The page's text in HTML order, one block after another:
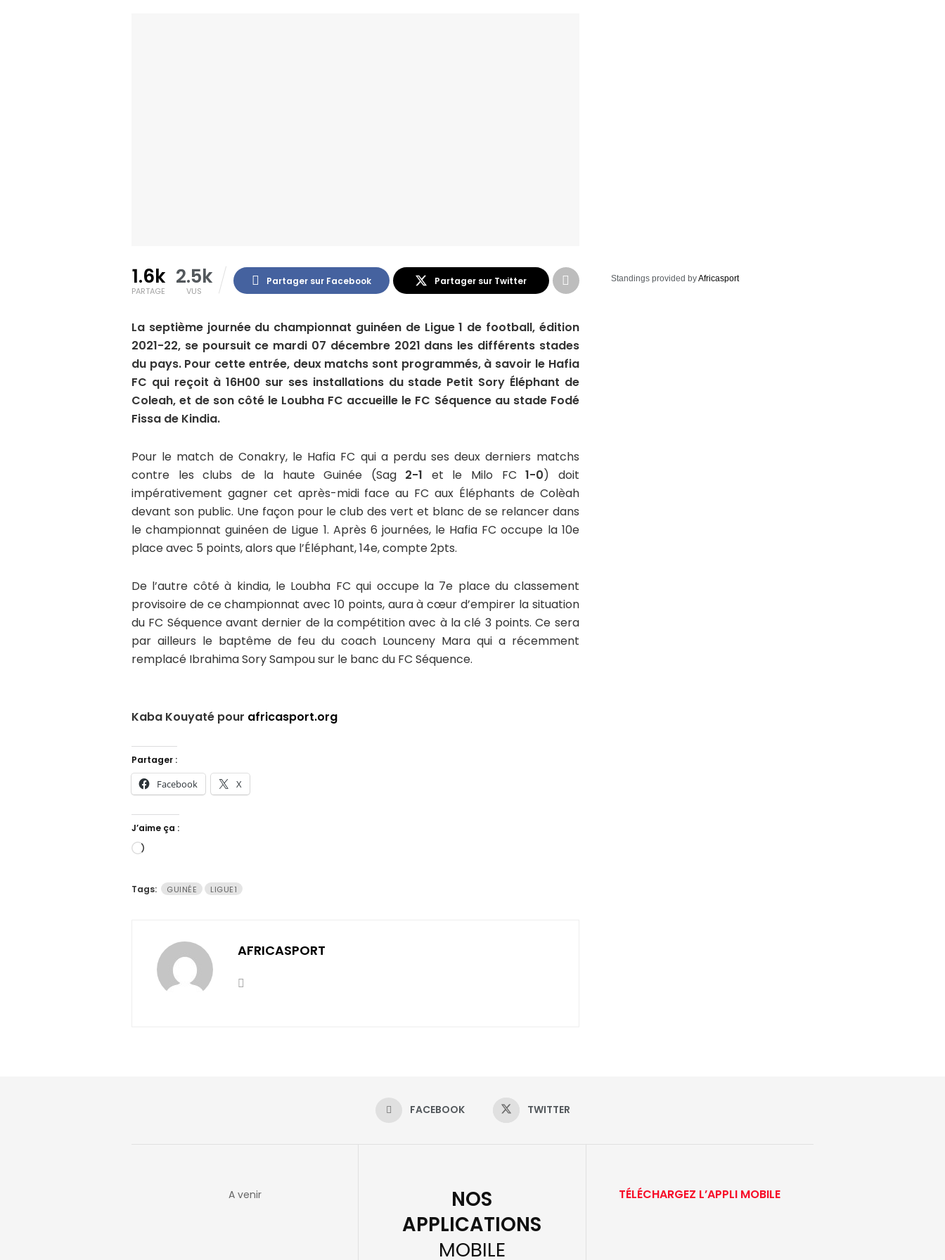
1.6k
PARTAGE
2.5k
VUS
Partager sur Facebook Partager sur Twitter
La septième journée du championnat guinéen de Ligue 1 de football, édition
2021-22, se poursuit ce mardi 07 décembre 2021 dans les différents stades
du pays. Pour cette entrée, deux matchs sont programmés, à savoir le Hafia
FC qui reçoit à 16H00 sur ses installations du stade Petit Sory Éléphant de
Coleah, et de son côté le Loubha FC accueille le FC Séquence au stade Fodé
Fissa de Kindia.
Pour le match de Conakry, le Hafia FC qui a perdu ses deux derniers matchs
contre les clubs de la haute Guinée (Sag 2-1 et le Milo FC1-0) doit
impérativement gagner cet après-midi face au FC aux Éléphants de Colèah
devant son public. Une façon pour le club des vert et blanc de se relancer dans
le championnat guinéen de Ligue 1. Après 6 journées, le Hafia FC occupe la 10e
place avec 5 points, alors que l’Éléphant, 14e, compte 2pts.
De l’autre côté à kindia, le Loubha FC qui occupe la 7e place du classement
provisoire de ce championnat avec 10 points, aura à cœur d’empirer la situation
du FC Séquence avant dernier de la compétition avec à la clé 3 points. Ce sera
par ailleurs le baptême de feu du coach Lounceny Mara qui a récemment
remplacé Ibrahima Sory Sampou sur le banc du FC Séquence.
Kaba Kouyaté pour africasport.org
Partager :
Facebook X
J’aime ça :
Chargement…
Tags: GUINÉE LIGUE1
AFRICASPORT
Standings provided byAfricasport
FACEBOOK TWITTER
A venir
NOS
APPLICATIONS
MOBILE
TÉLÉCHARGEZ L’APPLI MOBILE